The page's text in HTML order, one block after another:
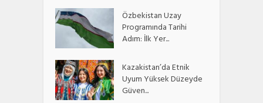
Özbekistan Uzay
Programında Tarihi
Adım: İlk Yer...
Kazakistan’da Etnik
Uyum Yüksek Düzeyde
Güven...